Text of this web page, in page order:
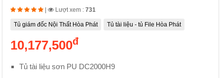
Lượt xem : 731
Tủ giám đốc Nội Thất Hòa Phát Tủ tài liệu - tủ File Hòa Phát
10,177,500đ
Tủ tài liệu sơn PU DC2000H9